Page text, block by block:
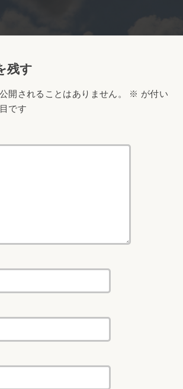
残す
開されることはありません。 ※ が付い
です